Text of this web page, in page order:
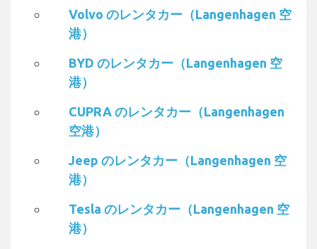
Volvo のレンタカー（Langenhagen 空
港）
BYD のレンタカー（Langenhagen 空
港）
CUPRA のレンタカー（Langenhagen
空港）
Jeep のレンタカー（Langenhagen 空
港）
Tesla のレンタカー（Langenhagen 空
港）